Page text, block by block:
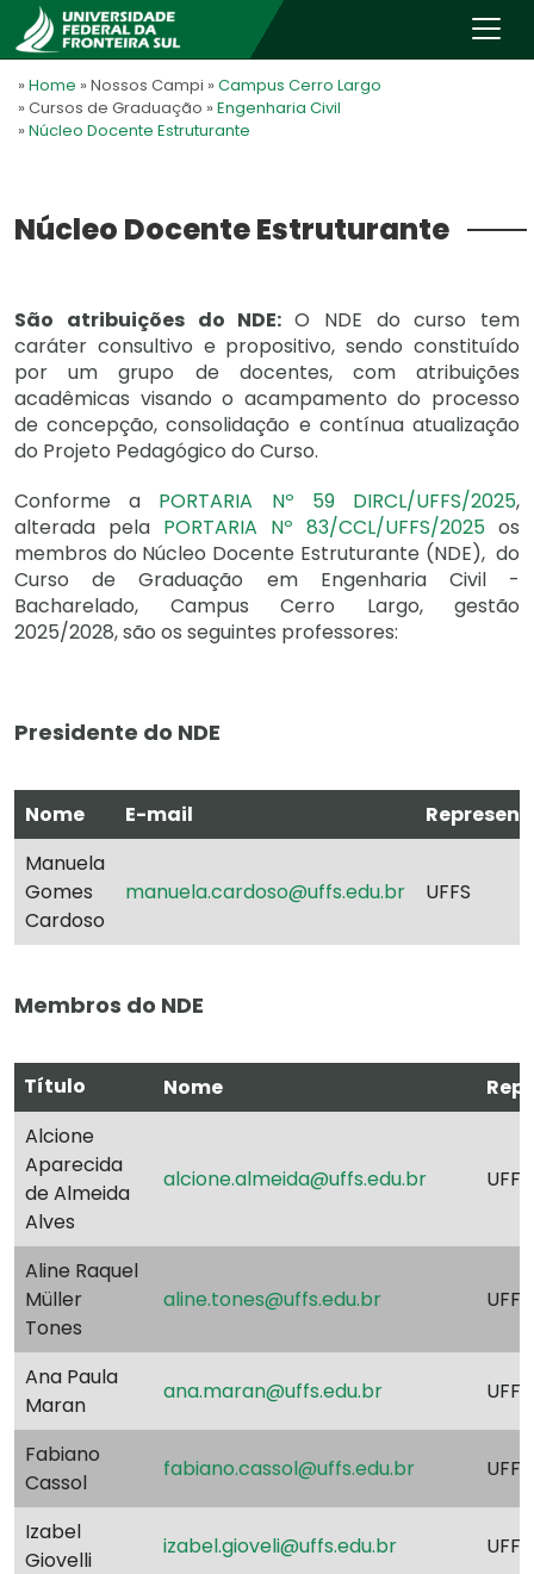
» Home » Nossos Campi » Campus Cerro Largo
» Cursos de Graduação » Engenharia Civil
» Núcleo Docente Estruturante
Núcleo Docente Estruturante
São atribuições do NDE: O NDE do curso tem
caráter consultivo e propositivo, sendo constituído
por um grupo de docentes, com atribuições
acadêmicas visando o acampamento do processo
de concepção, consolidação e contínua atualização
do Projeto Pedagógico do Curso.
Conforme a PORTARIA Nº 59 DIRCL/UFFS/2025,
alterada pela PORTARIA Nº 83/CCL/UFFS/2025 os
membros do Núcleo Docente Estruturante (NDE), do
Curso de Graduação em Engenharia Civil -
Bacharelado, Campus Cerro Largo, gestão
2025/2028, são os seguintes professores:
Presidente do NDE
Nome E-mail
Manuela
Gomes
Cardoso
manuela.cardoso@uffs.edu.br UFFS
Membros do NDE
Título Nome
Alcione
Aparecida
de Almeida
Alves
alcione.almeida@uffs.edu.br UFFS
Aline Raquel
Müller
Tones
aline.tones@uffs.edu.br UFFS
Ana Paula
Maran
ana.maran@uffs.edu.br UFFS
Fabiano
Cassol
fabiano.cassol@uffs.edu.br UFFS
Izabel
Giovelli
izabel.gioveli@uffs.edu.br UFFS